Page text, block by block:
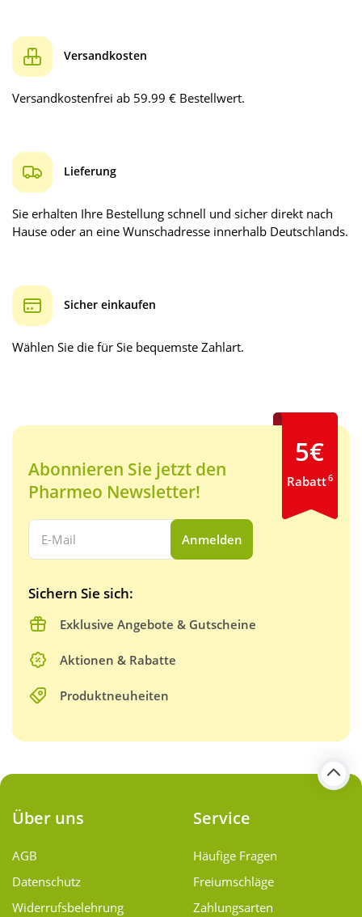
Versandkosten
Versandkostenfrei ab 59.99 € Bestellwert.
Lieferung
Sie erhalten Ihre Bestellung schnell und sicher direkt nach
Hause oder an eine Wunschadresse innerhalb Deutschlands.
Sicher einkaufen
Wählen Sie die für Sie bequemste Zahlart.
Abonnieren Sie jetzt den
Pharmeo Newsletter!
Ihre E-Mail Adresse:
Anmelden
Sichern Sie sich:
Exklusive Angebote & Gutscheine
Aktionen & Rabatte
Produktneuheiten
5€
Rabatt6
Über uns
AGB
Datenschutz
Widerrufsbelehrung
Service
Häufige Fragen
Freiumschläge
Zahlungsarten